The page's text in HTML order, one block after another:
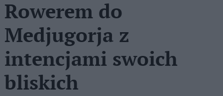
Rowerem do
Medjugorja z
intencjami swoich
bliskich